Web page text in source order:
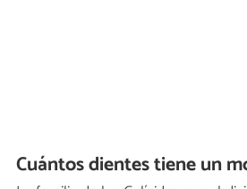
Cuántos dientes tiene un